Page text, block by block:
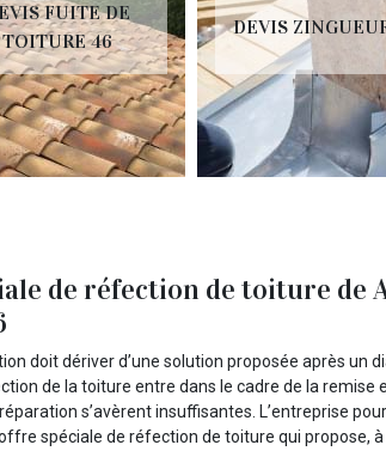
FUITE DE
TOITURE 46
DEVIS
de réfection de toiture de
doit dériver d’une solution proposée après un
de la toiture entre dans le cadre de la remise
s’avèrent insuffisantes. L’entreprise
spéciale de réfection de toiture qui propose,